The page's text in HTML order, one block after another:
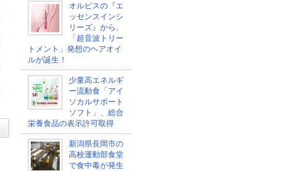
オルビスの『エ
ッセンスインシ
リーズ』から、
「超音波トリー
トメント」発想のヘアオイ
ルが誕生！
少量高エネルギ
ー流動食「アイ
ソカルサポート
ソフト」、総合
栄養食品の表示許可取得
新潟県長岡市の
高校運動部食堂
で食中毒が発生